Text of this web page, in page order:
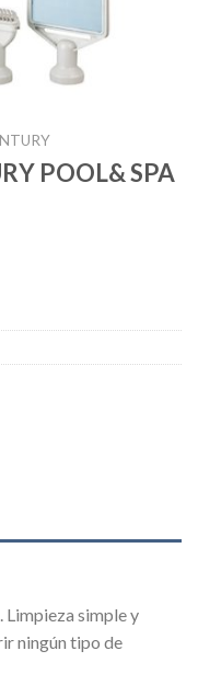
POOL& SPA
Limpieza simple y
ningún tipo de